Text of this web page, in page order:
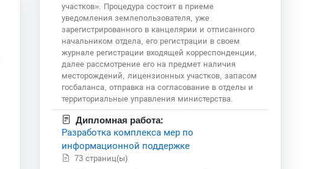
участков». Процедура состоит в приеме
уведомления землепользователя, уже
зарегистрированного в канцелярии и отписанного
начальником отдела, его регистрации в своем
журнале регистрации входящей корреспонденции,
далее рассмотрение его на предмет наличия
месторождений, лицензионных участков, запасом
госбаланса, отправка на согласование в отделы и
территориальные управления министерства.
Дипломная работа:
Разработка комплекса мер по
информационной поддержке
73 страниц(ы)